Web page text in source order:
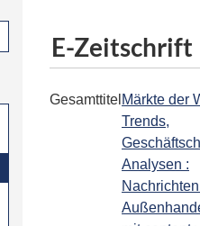
E-Zeitschrift
Gesamttitel Märkte der
Trends,
Analysen :